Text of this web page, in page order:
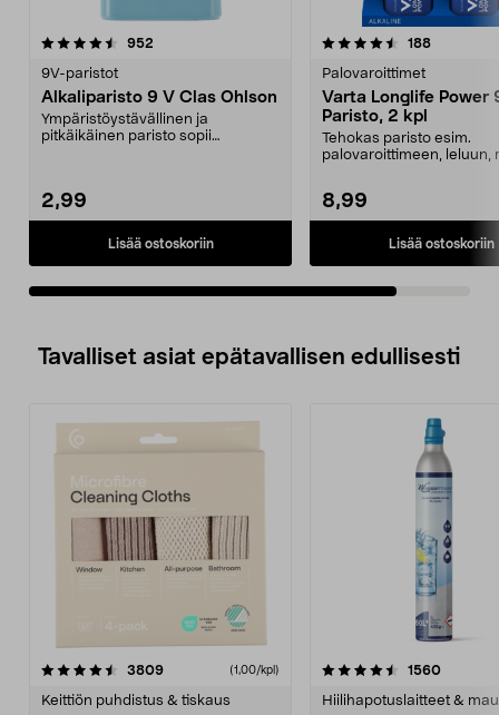
952
9V-paristot
Alkaliparisto 9 V Clas Ohlson
Ympäristöystävällinen ja
pitkäikäinen paristo sopii
2,99
Lisää ostoskoriin
4.5viidestä
188arvostelut
Palovaroittimet
Varta Longlife Power
Paristo, 2 kpl
Tehokas paristo esim.
palovaroittimeen, leluun,
8,99
Lisää ostoskoriin
Tavalliset asiat epätavallisen edullisesti
3809arvostelut (1,00/kpl)
Keittiön puhdistus & tiskaus
4.5viidestä
1560
Hiilihapotuslaitteet &
4.5viidestä